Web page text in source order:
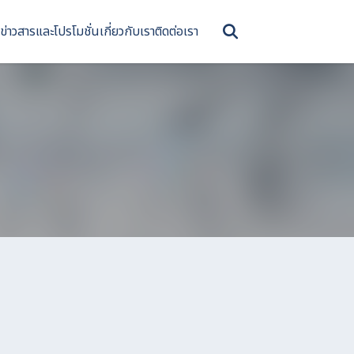
ข่าวสารและโปรโมชั่นเกี่ยวกับเราติดต่อเรา